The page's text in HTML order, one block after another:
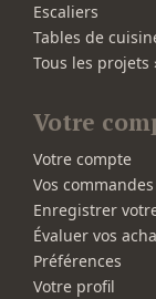
Escaliers
Tables de
Tous les projets
Votre
Votre compte
Vos commandes
Enregistrer
Évaluer vos
Préférences
Votre profil